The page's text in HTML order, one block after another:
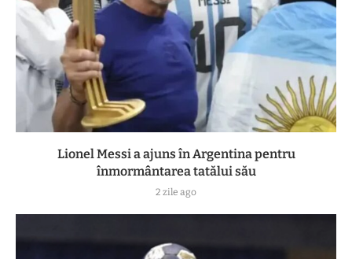
Lionel Messi a ajuns în Argentina pentru
înmormântarea tatălui său
2 zile ago